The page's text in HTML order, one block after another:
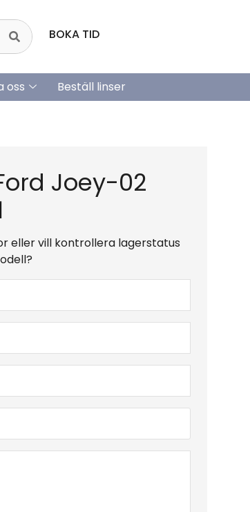
BOKA TID
oss Beställ linser
Joey-02
eller vill kontrollera lagerstatus